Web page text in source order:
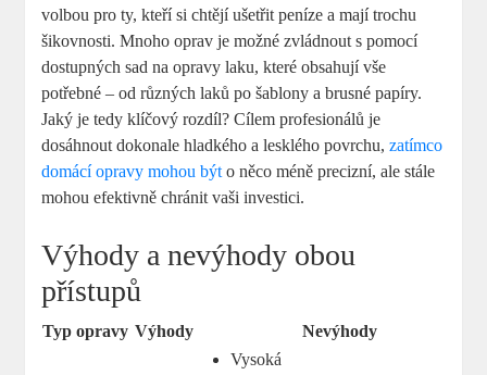
volbou pro ty, kteří si chtějí ušetřit peníze a mají trochu
šikovnosti. Mnoho oprav je možné zvládnout s pomocí
dostupných sad na opravy laku, které obsahují vše
potřebné – od různých laků po šablony a brusné papíry.
Jaký je tedy klíčový rozdíl? Cílem profesionálů je
dosáhnout dokonale hladkého a lesklého povrchu,zatímco
domácí opravy mohou být o něco méně precizní, ale stále
mohou efektivně chránit vaši investici.
Výhody a nevýhody obou
přístupů
Typ opravy Výhody Nevýhody
Vysoká